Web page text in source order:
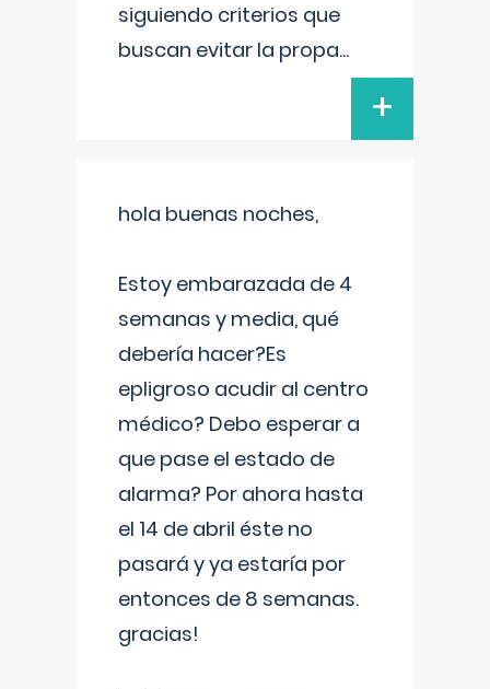
siguiendo criterios que
buscan evitar la propa...
+
hola buenas noches,
Estoy embarazada de 4
semanas y media, qué
debería hacer?Es
epligroso acudir al centro
médico? Debo esperar a
que pase el estado de
alarma? Por ahora hasta
el 14 de abril éste no
pasará y ya estaría por
entonces de 8 semanas.
gracias!